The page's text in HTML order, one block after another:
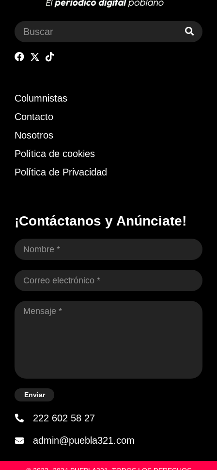
Columnistas
Contacto
Nosotros
Política de cookies
Política de Privacidad
¡Contáctanos y Anúnciate!
Enviar
222 602 58 27
admin@puebla321.com